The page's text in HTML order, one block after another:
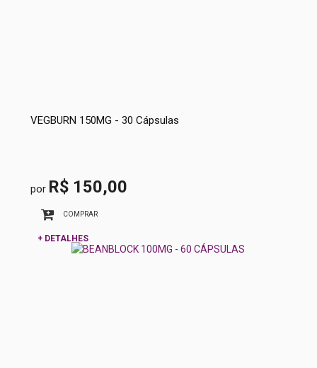
VEGBURN 150MG - 30 Cápsulas
por R$ 150,00
COMPRAR
+ DETALHES